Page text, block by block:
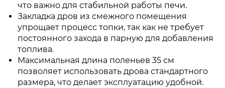
что важно для стабильной работы печи.
Закладка дров из смежного помещения
упрощает процесс топки, так как не требует
постоянного захода в парную для добавления
топлива.
Максимальная длина поленьев 35 см
позволяет использовать дрова стандартного
размера, что делает эксплуатацию удобной.